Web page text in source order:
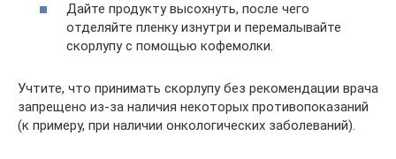
Дайте продукту высохнуть, после чего
отделяйте пленку изнутри и перемалывайте
скорлупу с помощью кофемолки.
Учтите, что принимать скорлупу без рекомендации врача
запрещено из-за наличия некоторых противопоказаний
(к примеру, при наличии онкологических заболеваний).